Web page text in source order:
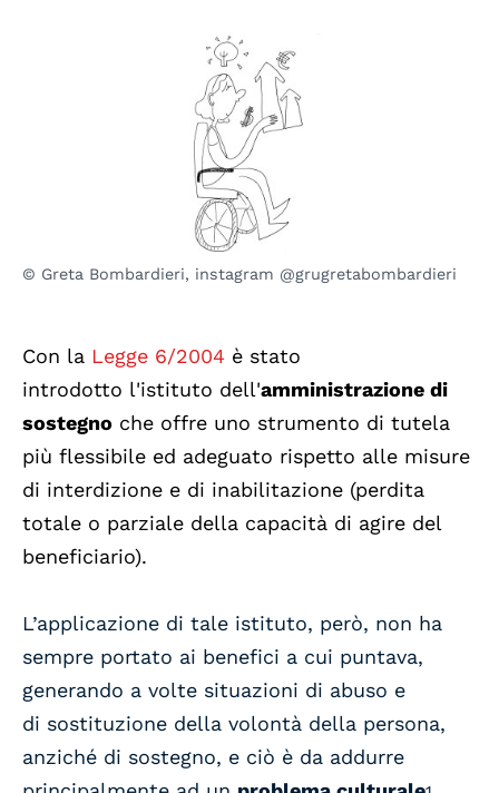
© Greta Bombardieri, instagram @grugretabombardieri
Con la Legge 6/2004 è stato
introdotto l'istituto dell'amministrazione di
sostegno che offre uno strumento di tutela
più flessibile ed adeguato rispetto alle misure
di interdizione e di inabilitazione (perdita
totale o parziale della capacità di agire del
beneficiario).
L’applicazione di tale istituto, però, non ha
sempre portato ai benefici a cui puntava,
generando a volte situazioni di abuso e
di sostituzione della volontà della persona,
anziché di sostegno, e ciò è da addurre